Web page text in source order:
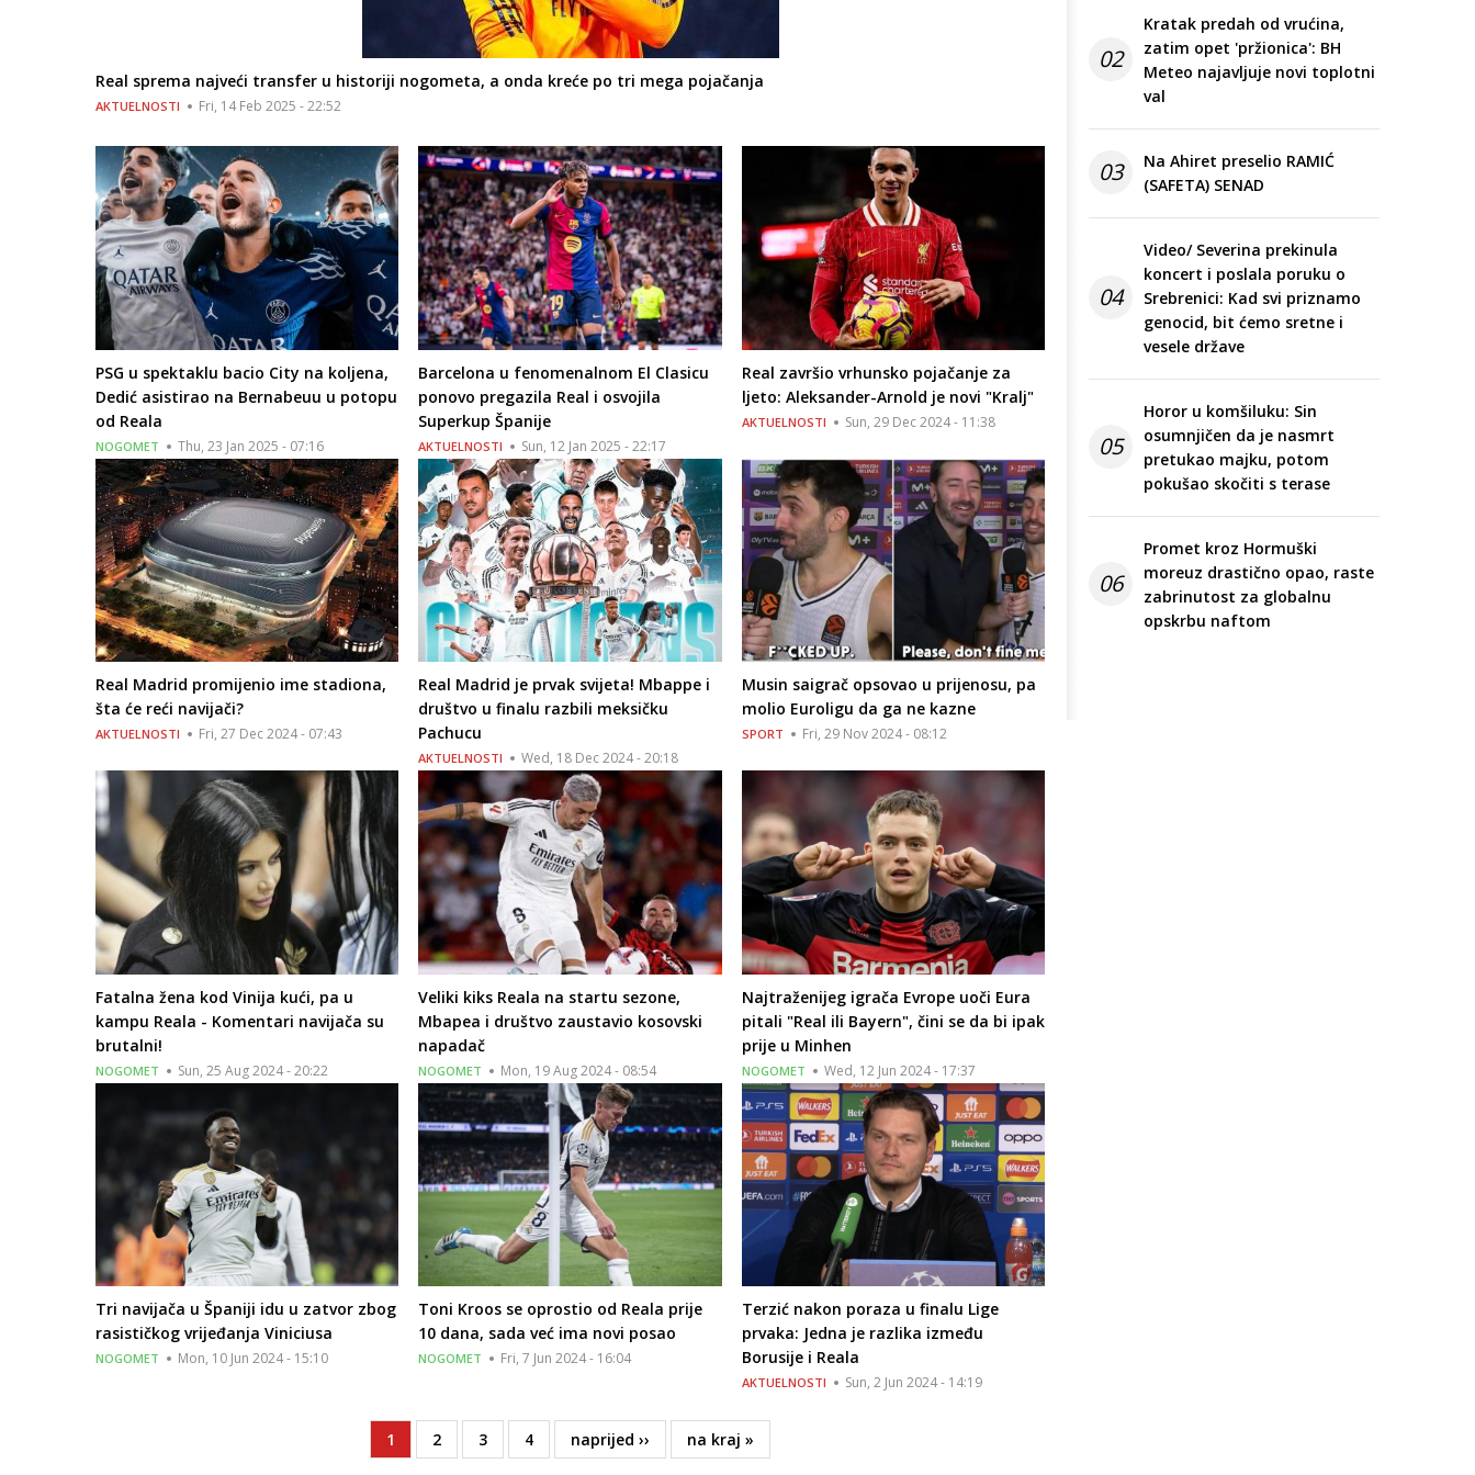
Real sprema najveći transfer u historiji nogometa, a onda kreće po tri mega pojačanja
AKTUELNOSTI Fri, 14 Feb 2025 - 22:52
PSG u spektaklu bacio City na koljena,
Dedić asistirao na Bernabeuu u potopu
od Reala
NOGOMET Thu, 23 Jan 2025 - 07:16
Barcelona u fenomenalnom El Clasicu
ponovo pregazila Real i osvojila
Superkup Španije
AKTUELNOSTI Sun, 12 Jan 2025 - 22:17
Real završio vrhunsko pojačanje za
ljeto: Aleksander-Arnold je novi "Kralj"
AKTUELNOSTI Sun, 29 Dec 2024 - 11:38
Real Madrid promijenio ime stadiona,
šta će reći navijači?
AKTUELNOSTI Fri, 27 Dec 2024 - 07:43
Real Madrid je prvak svijeta! Mbappe i
društvo u finalu razbili meksičku
Pachucu
AKTUELNOSTI Wed, 18 Dec 2024 - 20:18
Musin saigrač opsovao u prijenosu, pa
molio Euroligu da ga ne kazne
SPORT Fri, 29 Nov 2024 - 08:12
Fatalna žena kod Vinija kući, pa u
kampu Reala - Komentari navijača su
brutalni!
NOGOMET Sun, 25 Aug 2024 - 20:22
Veliki kiks Reala na startu sezone,
Mbapea i društvo zaustavio kosovski
napadač
NOGOMET Mon, 19 Aug 2024 - 08:54
Najtraženijeg igrača Evrope uoči Eura
pitali "Real ili Bayern", čini se da bi ipak
prije u Minhen
NOGOMET Wed, 12 Jun 2024 - 17:37
Tri navijača u Španiji idu u zatvor zbog
rasističkog vrijeđanja Viniciusa
NOGOMET Mon, 10 Jun 2024 - 15:10
Toni Kroos se oprostio od Reala prije
10 dana, sada već ima novi posao
NOGOMET Fri, 7 Jun 2024 - 16:04
Terzić nakon poraza u finalu Lige
prvaka: Jedna je razlika između
Borusije i Reala
AKTUELNOSTI Sun, 2 Jun 2024 - 14:19
Current
page
1 Page
2 Page
3 Page
4
Next
page
naprijed ››
Last
page
na kraj »
02
Kratak predah od vrućina,
zatim opet 'pržionica': BH
Meteo najavljuje novi toplotni
val
03
Na Ahiret preselio RAMIĆ
(SAFETA) SENAD
04
Video/ Severina prekinula
koncert i poslala poruku o
Srebrenici: Kad svi priznamo
genocid, bit ćemo sretne i
vesele države
05
Horor u komšiluku: Sin
osumnjičen da je nasmrt
pretukao majku, potom
pokušao skočiti s terase
06
Promet kroz Hormuški
moreuz drastično opao, raste
zabrinutost za globalnu
opskrbu naftom